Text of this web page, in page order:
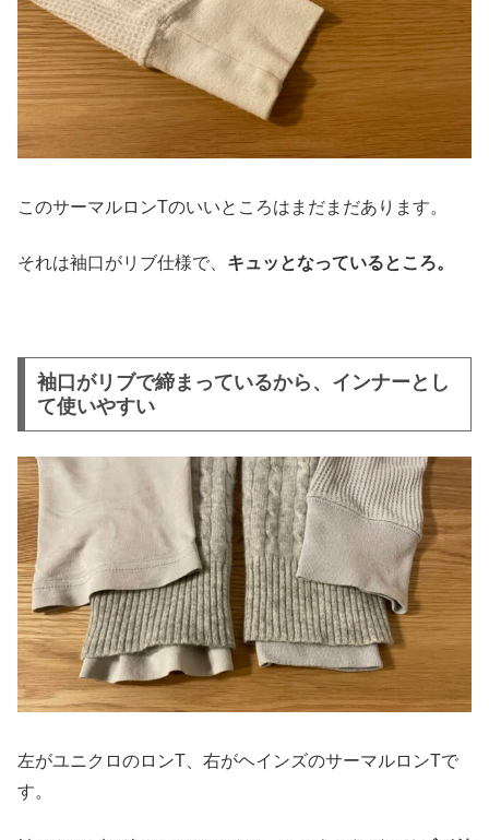
このサーマルロンTのいいところはまだまだあります。
それは袖口がリブ仕様で、 キュッとなっているところ。
袖口がリブで締まっているから、インナーとし
て使いやすい
左がユニクロのロンT、右がヘインズのサーマルロンTで
す。